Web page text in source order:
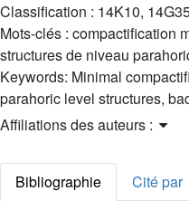
Classification : 14K10,
Mots-clés : compactification
structures de niveau
Keywords: Minimal
parahoric level structures,
Affiliations des auteurs :
Bibliographie
Cité par